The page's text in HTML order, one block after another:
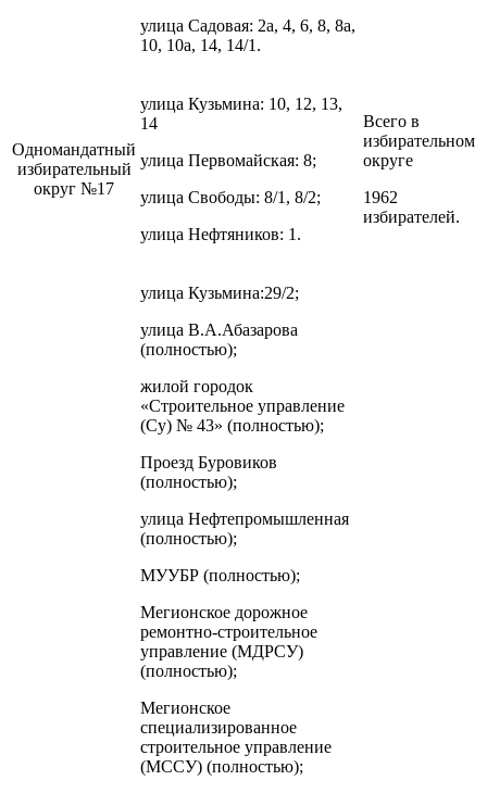
улица Садовая: 2а, 4, 6, 8, 8а,
10, 10а, 14, 14/1.
Одномандатный
избирательный
округ №17
улица Кузьмина: 10, 12, 13,
14
улица Первомайская: 8;
улица Свободы: 8/1, 8/2;
улица Нефтяников: 1.
Всего в
избирательном
округе
1962
избирателей.
улица Кузьмина:29/2;
улица В.А.Абазарова
(полностью);
жилой городок
«Строительное управление
(Су) № 43» (полностью);
Проезд Буровиков
(полностью);
улица Нефтепромышленная
(полностью);
МУУБР (полностью);
Мегионское дорожное
ремонтно-строительное
управление (МДРСУ)
(полностью);
Мегионское
специализированное
строительное управление
(МССУ) (полностью);